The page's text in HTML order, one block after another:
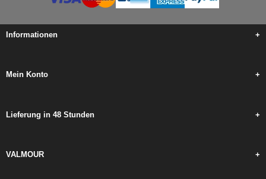
Informationen +
Mein Konto +
Lieferung in 48 Stunden +
VALMOUR +